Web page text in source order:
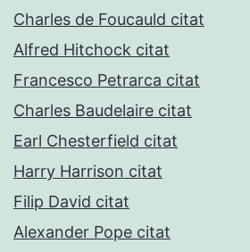
Charles de Foucauld citat
Alfred Hitchock citat
Francesco Petrarca citat
Charles Baudelaire citat
Earl Chesterfield citat
Harry Harrison citat
Filip David citat
Alexander Pope citat